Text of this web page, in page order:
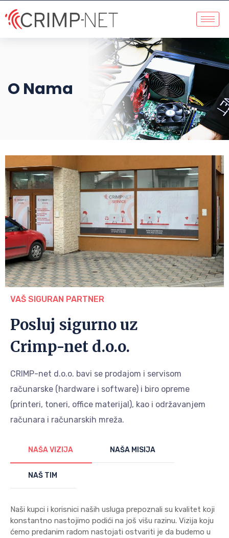
O Nama
VAŠ SIGURAN PARTNER
Posluj sigurno uz
Crimp-net d.o.o.
CRIMP-net d.o.o. bavi se prodajom i servisom
računarske (hardware i software) i biro opreme
(printeri, toneri, office materijal), kao i održavanjem
računara i računarskih mreža.
NAŠA VIZIJA NAŠA MISIJA
NAŠ TIM
Naši kupci i korisnici naših usluga prepoznali su kvalitet koji
konstantno nastojimo podići na još višu razinu. Vizija koju
ćemo predanim radom nastojati ostvariti je da budemo u